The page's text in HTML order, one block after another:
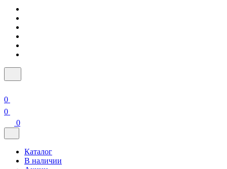
0
0
0
Каталог
В наличии